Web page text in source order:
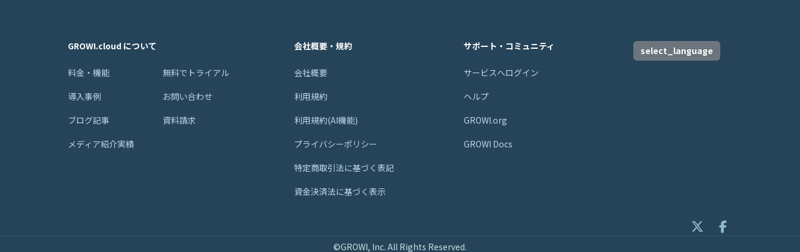
GROWI.cloud について
料金・機能
導入事例
ブログ記事
メディア紹介実績
無料でトライアル
お問い合わせ
資料請求
会社概要・規約
会社概要
利用規約
利用規約(AI機能)
プライバシーポリシー
特定商取引法に基づく表記
資金決済法に基づく表示
サポート・コミュニティ
サービスへログイン
ヘルプ
GROWI.org
GROWI Docs
select_language
©GROWI, Inc. All Rights Reserved.